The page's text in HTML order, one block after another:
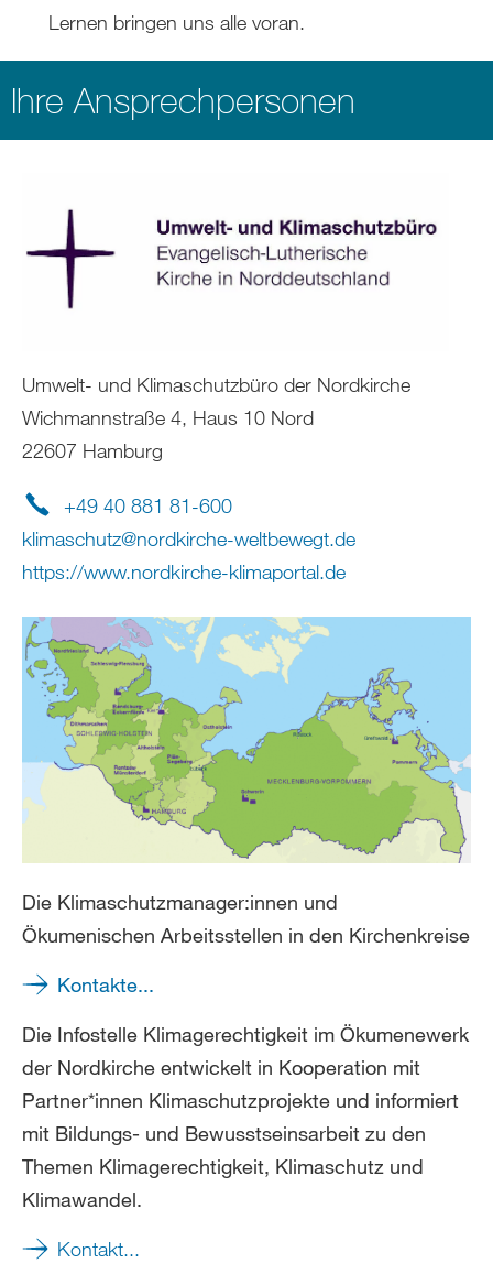
Lernen bringen uns alle voran.
Ihre Ansprechpersonen
Umwelt- und Klimaschutzbüro der Nordkirche
Wichmannstraße 4, Haus 10 Nord
22607 Hamburg
+49 40 881 81-600
klimaschutz@nordkirche-weltbewegt.de
https://www.nordkirche-klimaportal.de
Die Klimaschutzmanager:innen und
Ökumenischen Arbeitsstellen in den Kirchenkreise
Kontakte...
Die Infostelle Klimagerechtigkeit im Ökumenewerk
der Nordkirche entwickelt in Kooperation mit
Partner*innen Klimaschutzprojekte und informiert
mit Bildungs- und Bewusstseinsarbeit zu den
Themen Klimagerechtigkeit, Klimaschutz und
Klimawandel.
Kontakt...